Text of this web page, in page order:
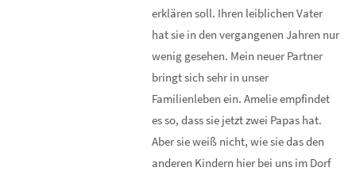
erklären soll. Ihren leiblichen Vater
hat sie in den vergangenen Jahren nur
wenig gesehen. Mein neuer Partner
bringt sich sehr in unser
Familienleben ein. Amelie empfindet
es so, dass sie jetzt zwei Papas hat.
Aber sie weiß nicht, wie sie das den
anderen Kindern hier bei uns im Dorf